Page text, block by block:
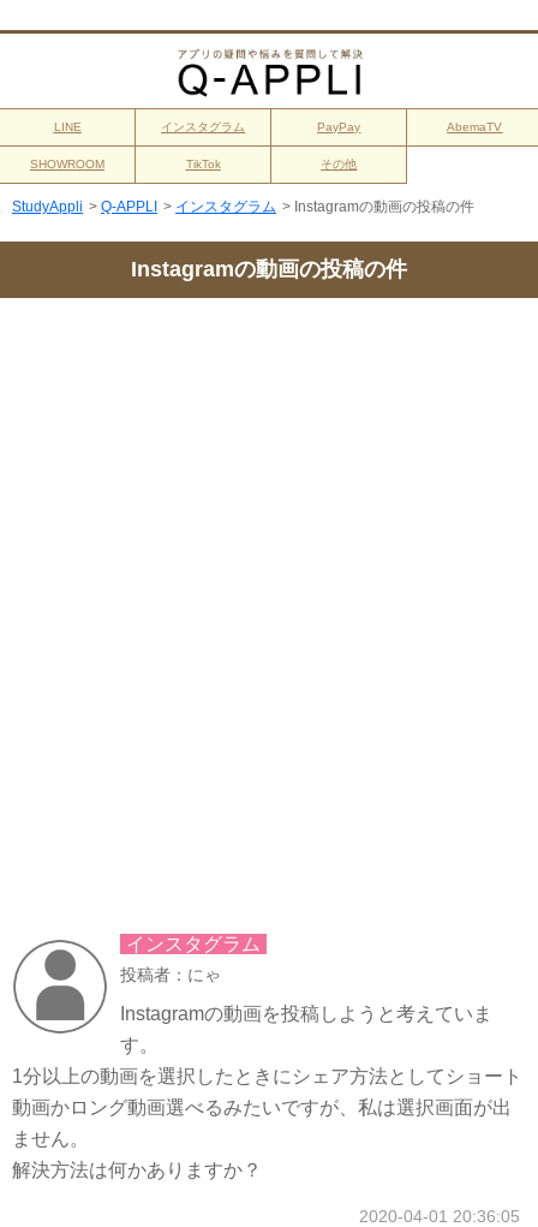
LINE インスタグラム PayPay AbemaTV
SHOWROOM TikTok その他
StudyAppli > Q-APPLI > インスタグラム > Instagramの動画の投稿の件
Instagramの動画の投稿の件
インスタグラム
投稿者：にゃ
Instagramの動画を投稿しようと考えていま
す。
1分以上の動画を選択したときにシェア方法としてショート
動画かロング動画選べるみたいですが、私は選択画面が出
ません。
解決方法は何かありますか？
2020-04-01 20:36:05